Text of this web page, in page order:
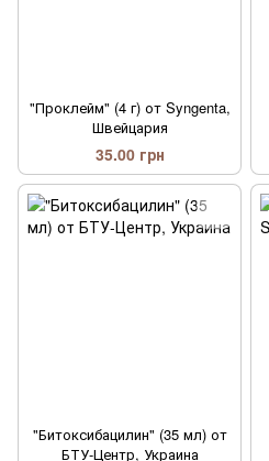
"Проклейм" (4 г) от Syngenta,
Швейцария
35.00 грн
"Битоксибацилин" (35 мл) от
БТУ-Центр, Украина